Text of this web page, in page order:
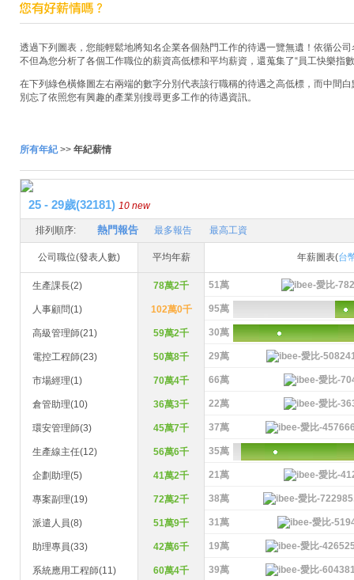
透過下列圖表，您能輕鬆地將知名企業各個熱門工作的待遇一覽無遺！依循公
不但為您分析了各個工作職位的薪資高低標和平均薪資，還蒐集了“員工快樂指
在下列綠色橫條圖左右兩端的數字分別代表該行職稱的待遇之高低標，而中間
別忘了依照您有興趣的產業別搜尋更多工作的待遇資訊。
所有年紀>> 年紀薪情
25 - 29歲(32181) 10 new
排列順序: 熱門報告 最多報告 最高工資
公司職位(發表人數) 平均年薪 年薪圖表(台
生產課長(2) 78萬2千 51萬
人事顧問(1) 102萬0千 95萬
高級管理師(21) 59萬2千 30萬
電控工程師(23) 50萬8千 29萬
市場經理(1) 70萬4千 66萬
倉管助理(10) 36萬3千 22萬
環安管理師(3) 45萬7千 37萬
生產線主任(12) 56萬6千 35萬
企劃助理(5) 41萬2千 21萬
專案副理(19) 72萬2千 38萬
派遣人員(8) 51萬9千 31萬
助理專員(33) 42萬6千 19萬
系統應用工程師(11) 60萬4千 39萬